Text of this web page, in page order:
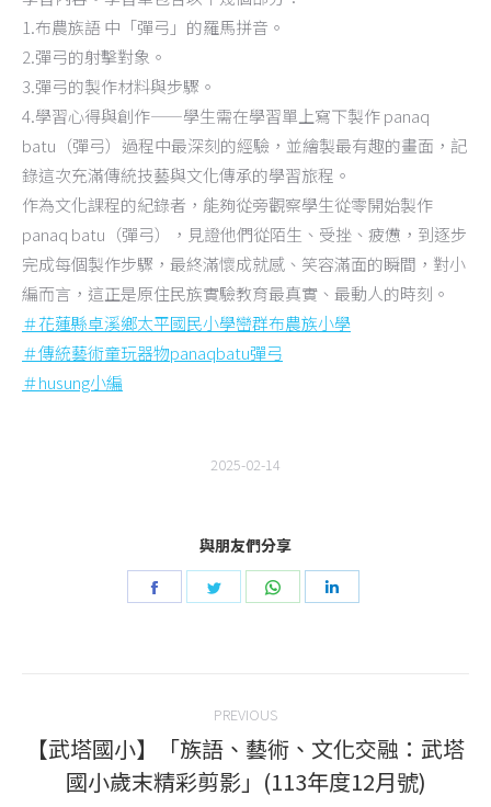
1.布農族語 中「彈弓」的羅馬拼音。
2.彈弓的射擊對象。
3.彈弓的製作材料與步驟。
4.學習心得與創作——學生需在學習單上寫下製作 panaq
batu（彈弓）過程中最深刻的經驗，並繪製最有趣的畫面，記
錄這次充滿傳統技藝與文化傳承的學習旅程。
作為文化課程的紀錄者，能夠從旁觀察學生從零開始製作
panaq batu（彈弓），見證他們從陌生、受挫、疲憊，到逐步
完成每個製作步驟，最終滿懷成就感、笑容滿面的瞬間，對小
編而言，這正是原住民族實驗教育最真實、最動人的時刻。
＃花蓮縣卓溪鄉太平國民小學巒群布農族小學
＃傳統藝術童玩器物panaqbatu彈弓
＃husung小編
2025-02-14
與朋友們分享
Share
Share
Share
navigation
PREVIOUS
Previous
post:
【武塔國小】「族語、藝術、文化交融：武塔
國小歲末精彩剪影」(113年度12月號)